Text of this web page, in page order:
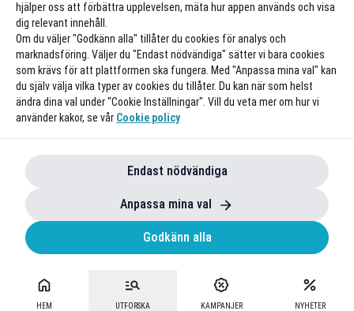
HEM UTFORSKA KAMPANJER NYHETER
hjälper oss att förbättra upplevelsen, mäta hur appen används och visa
dig relevant innehåll.
Om du väljer "Godkänn alla" tillåter du cookies för analys och
marknadsföring. Väljer du "Endast nödvändiga" sätter vi bara cookies
som krävs för att plattformen ska fungera. Med "Anpassa mina val" kan
du själv välja vilka typer av cookies du tillåter. Du kan när som helst
ändra dina val under "Cookie Inställningar". Vill du veta mer om hur vi
använder kakor, se vår Cookie policy
Endast nödvändiga
Anpassa mina val
Godkänn alla